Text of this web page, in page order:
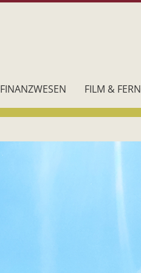
FINANZWESEN FILM &